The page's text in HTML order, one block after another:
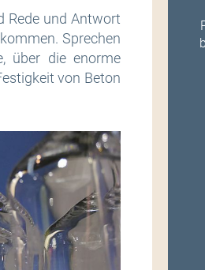
Rede und Antwort
Sprechen
über die enorme
von Beton